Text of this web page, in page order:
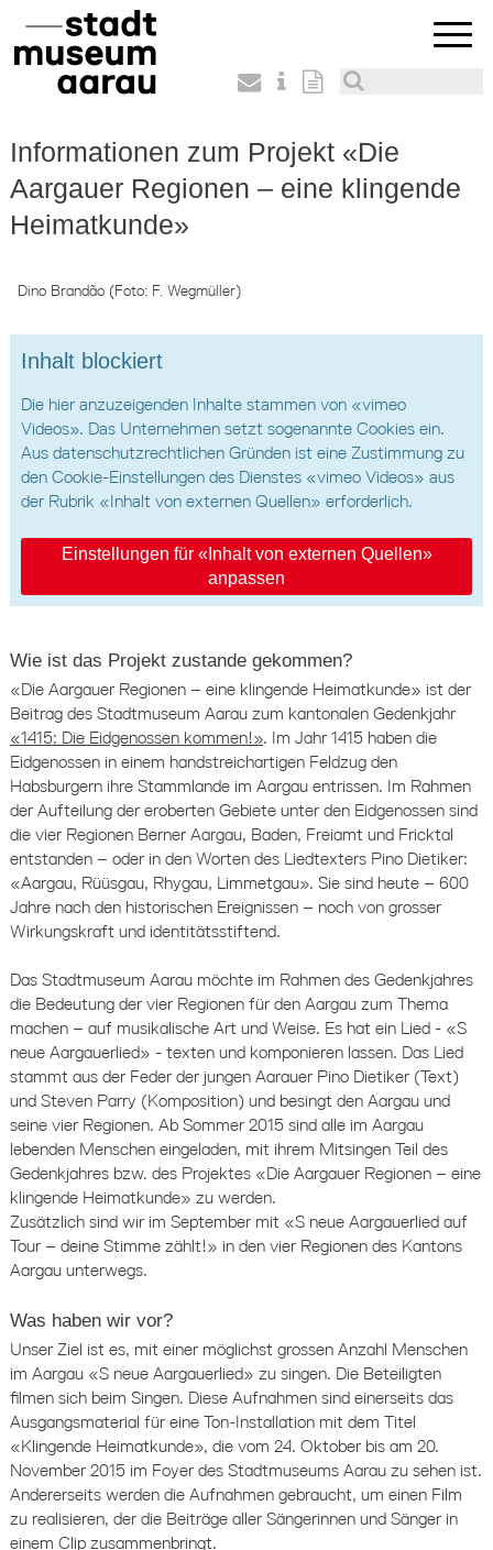
Informationen zum Projekt «Die
Aargauer Regionen – eine klingende
Heimatkunde»
Dino Brandão (Foto: F. Wegmüller)
Inhalt blockiert
Die hier anzuzeigenden Inhalte stammen von «vimeo
Videos». Das Unternehmen setzt sogenannte Cookies ein.
Aus datenschutzrechtlichen Gründen ist eine Zustimmung zu
den Cookie-Einstellungen des Dienstes «vimeo Videos» aus
der Rubrik «Inhalt von externen Quellen» erforderlich.
Einstellungen für «Inhalt von externen Quellen»
anpassen
Wie ist das Projekt zustande gekommen?
«Die Aargauer Regionen – eine klingende Heimatkunde» ist der
Beitrag des Stadtmuseum Aarau zum kantonalen Gedenkjahr
«1415: Die Eidgenossen kommen!». Im Jahr 1415 haben die
Eidgenossen in einem handstreichartigen Feldzug den
Habsburgern ihre Stammlande im Aargau entrissen. Im Rahmen
der Aufteilung der eroberten Gebiete unter den Eidgenossen sind
die vier Regionen Berner Aargau, Baden, Freiamt und Fricktal
entstanden – oder in den Worten des Liedtexters Pino Dietiker:
«Aargau, Rüüsgau, Rhygau, Limmetgau». Sie sind heute – 600
Jahre nach den historischen Ereignissen – noch von grosser
Wirkungskraft und identitätsstiftend.
Das Stadtmuseum Aarau möchte im Rahmen des Gedenkjahres
die Bedeutung der vier Regionen für den Aargau zum Thema
machen – auf musikalische Art und Weise. Es hat ein Lied - «S
neue Aargauerlied» - texten und komponieren lassen. Das Lied
stammt aus der Feder der jungen Aarauer Pino Dietiker (Text)
und Steven Parry (Komposition) und besingt den Aargau und
seine vier Regionen. Ab Sommer 2015 sind alle im Aargau
lebenden Menschen eingeladen, mit ihrem Mitsingen Teil des
Gedenkjahres bzw. des Projektes «Die Aargauer Regionen – eine
klingende Heimatkunde» zu werden.
Zusätzlich sind wir im September mit «S neue Aargauerlied auf
Tour – deine Stimme zählt!» in den vier Regionen des Kantons
Aargau unterwegs.
Was haben wir vor?
Unser Ziel ist es, mit einer möglichst grossen Anzahl Menschen
im Aargau «S neue Aargauerlied» zu singen. Die Beteiligten
filmen sich beim Singen. Diese Aufnahmen sind einerseits das
Ausgangsmaterial für eine Ton-Installation mit dem Titel
«Klingende Heimatkunde», die vom 24. Oktober bis am 20.
November 2015 im Foyer des Stadtmuseums Aarau zu sehen ist.
Andererseits werden die Aufnahmen gebraucht, um einen Film
zu realisieren, der die Beiträge aller Sängerinnen und Sänger in
einem Clip zusammenbringt.